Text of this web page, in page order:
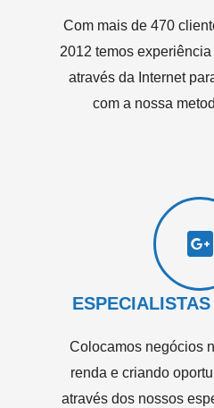
Com mais de 470
2012 temos
através da Internet
com a nossa
Colocamos negócios
renda e criando
através dos nossos